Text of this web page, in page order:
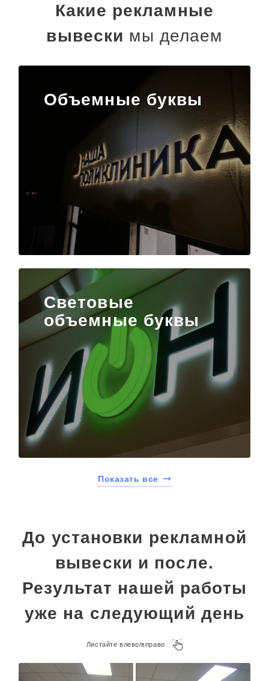
Какие рекламные
вывески мы делаем
Объемные буквы
Световые
объемные буквы
Показать все
До установки рекламной
вывески и после.
Результат нашей работы
уже на следующий день
Листайте влево/вправо